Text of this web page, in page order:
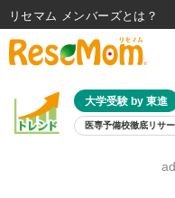
大学受験 by 東進
医専予備校徹底リサ
8月開
リセマム メンバーズ